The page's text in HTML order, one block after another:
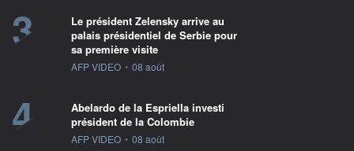
3
Le président Zelensky arrive au
palais présidentiel de Serbie pour
sa première visite
information fournie par
AFP VIDEO • 08 août
4
Abelardo de la Espriella investi
président de la Colombie
information fournie par
AFP VIDEO • 08 août